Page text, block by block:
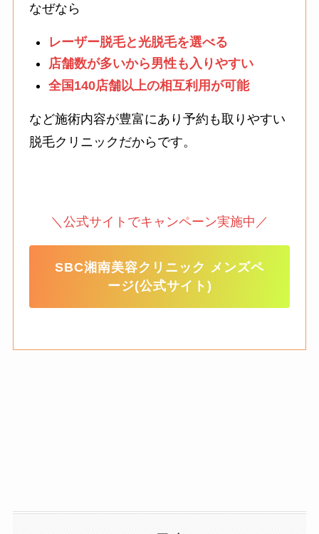
なぜなら
レーザー脱毛と光脱毛を選べる
店舗数が多いから男性も入りやすい
全国140店舗以上の相互利用が可能
など施術内容が豊富にあり予約も取りやすい
脱毛クリニックだからです。
＼公式サイトでキャンペーン実施中／
SBC湘南美容クリニック メンズペ
ージ(公式サイト)